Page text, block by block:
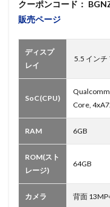
クーポンコード：
販売ページ
ディスプ
レイ
5.5 イン
SoC(CPU)
Core,
RAM 6GB
ROM(スト
レージ)
64GB
カメラ 背面